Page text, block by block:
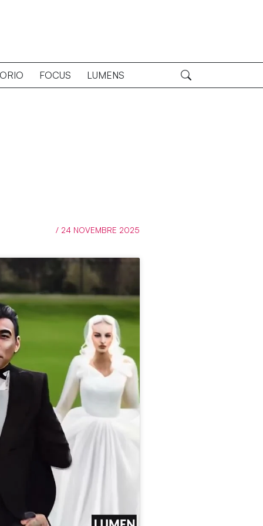
FOCUS LUMENS
/ 24 NOVEMBRE 2025